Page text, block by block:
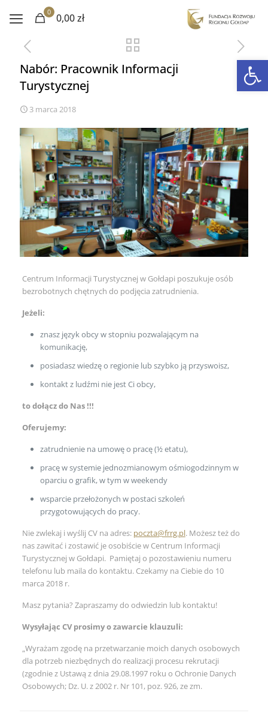
0 0,00 zł
Nabór: Pracownik Informacji
Turystycznej
3 marca 2018
Centrum Informacji Turystycznej w Gołdapi poszukuje osób
bezrobotnych chętnych do podjęcia zatrudnienia.
Jeżeli:
znasz język obcy w stopniu pozwalającym na
komunikację,
posiadasz wiedzę o regionie lub szybko ją przyswoisz,
kontakt z ludźmi nie jest Ci obcy,
to dołącz do Nas !!!
Oferujemy:
zatrudnienie na umowę o pracę (½ etatu),
pracę w systemie jednozmianowym ośmiogodzinnym w
oparciu o grafik, w tym w weekendy
wsparcie przełożonych w postaci szkoleń
przygotowujących do pracy.
Nie zwlekaj i wyślij CV na adres: poczta@frrg.pl. Możesz też do
nas zawitać i zostawić je osobiście w Centrum Informacji
Turystycznej w Gołdapi. Pamiętaj o pozostawieniu numeru
telefonu lub maila do kontaktu. Czekamy na Ciebie do 10
marca 2018 r.
Masz pytania? Zapraszamy do odwiedzin lub kontaktu!
Wysyłając CV prosimy o zawarcie klauzuli:
„Wyrażam zgodę na przetwarzanie moich danych osobowych
dla potrzeb niezbędnych do realizacji procesu rekrutacji
(zgodnie z Ustawą z dnia 29.08.1997 roku o Ochronie Danych
Osobowych; Dz. U. z 2002 r. Nr 101, poz. 926, ze zm.